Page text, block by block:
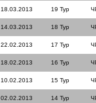
18.03.2013 19 Тур
14.03.2013 18 Тур
22.02.2013 17 Тур
18.02.2013 16 Тур
10.02.2013 15 Тур
02.02.2013 14 Тур